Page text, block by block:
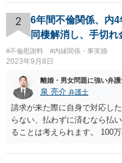
うに合意書を取り交わす必要
わし、その中で精算条項（一
設ければ、大丈夫です。
2
6年間不倫関係、内
同棲解消し、手切れ
#不倫慰謝料 #内縁関係・事実婚
2023年9月8日
離婚・男女問題に強い弁護
泉 亮介 弁護士
請求が来た際に自身で対応し
らない、払わずに済むなら払
ることは考えられます。 100
によっても追加での請求につ